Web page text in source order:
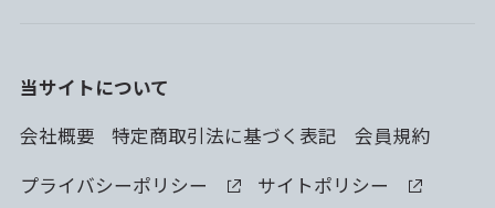
当サイトについて
会社概要
特定商取引法に基づく表記
会員規約
プライバシーポリシー
サイトポリシー